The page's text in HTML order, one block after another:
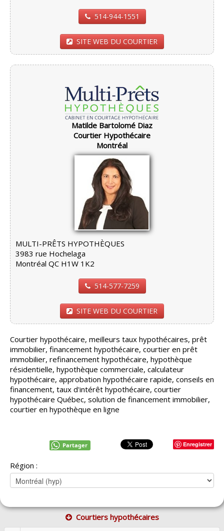
514-944-1551
SITE WEB DU COURTIER
Matilde Bartolomé Diaz
Courtier Hypothécaire
Montréal
MULTI-PRÊTS HYPOTHÈQUES
3983 rue Hochelaga
Montréal QC H1W 1K2
514-577-7259
SITE WEB DU COURTIER
Courtier hypothécaire, meilleurs taux hypothécaires, prêt
immobilier, financement hypothécaire, courtier en prêt
immobilier, refinancement hypothécaire, hypothèque
résidentielle, hypothèque commerciale, calculateur
hypothécaire, approbation hypothécaire rapide, conseils en
financement, taux d'intérêt hypothécaire, courtier
hypothécaire Québec, solution de financement immobilier,
courtier en hypothèque en ligne
Enregistrer
Partager
Région :
Courtiers hypothécaires